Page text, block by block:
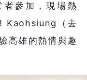
參加，現場熱
Kaohsiung（去
高雄的熱情與趣